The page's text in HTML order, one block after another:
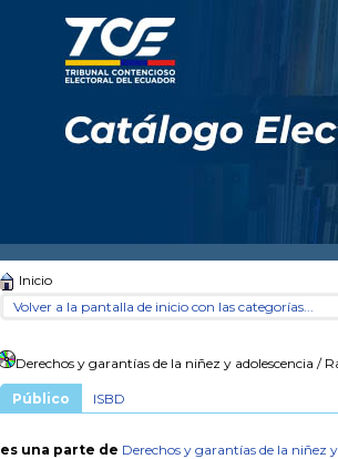
Inicio
Volver a la pantalla de inicio con las categorías...
Derechos y garantías de la niñez y adolescencia /
Público ISBD
es una parte de Derechos y garantías de la niñez